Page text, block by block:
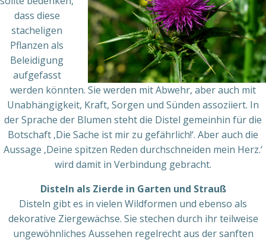
dass diese
stacheligen
Pflanzen als
Beleidigung
aufgefasst
werden könnten. Sie werden mit Abwehr, aber auch mit
Unabhängigkeit, Kraft, Sorgen und Sünden assoziiert. In
der Sprache der Blumen steht die Distel gemeinhin für die
Botschaft ‚Die Sache ist mir zu gefährlich!‘. Aber auch die
Aussage ‚Deine spitzen Reden durchschneiden mein Herz.‘
wird damit in Verbindung gebracht.
Disteln als Zierde in Garten und Strauß
Disteln gibt es in vielen Wildformen und ebenso als
dekorative Ziergewächse. Sie stechen durch ihr teilweise
ungewöhnliches Aussehen regelrecht aus der sanften